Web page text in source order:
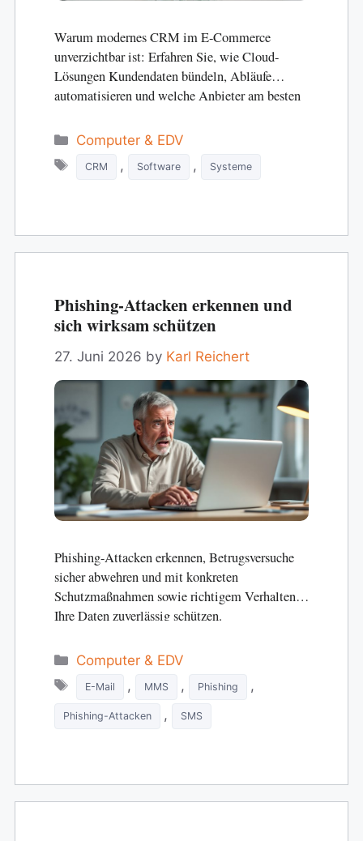
Warum modernes CRM im E-Commerce
unverzichtbar ist: Erfahren Sie, wie Cloud-
Lösungen Kundendaten bündeln, Abläufe
automatisieren und welche Anbieter am besten
Categories
Computer & EDV
Tags
CRM , Software , Systeme
Phishing-Attacken erkennen und
sich wirksam schützen
27. Juni 2026 by Karl Reichert
Phishing-Attacken erkennen, Betrugsversuche
sicher abwehren und mit konkreten
Schutzmaßnahmen sowie richtigem Verhalten
Ihre Daten zuverlässig schützen.
Categories
Computer & EDV
Tags
E-Mail , MMS , Phishing ,
Phishing-Attacken , SMS